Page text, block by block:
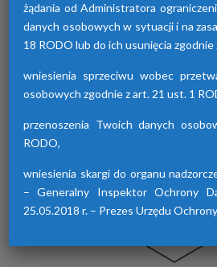
osuszacza ziębniczego i
wyróżniają się niskimi
możliwością wyboru trybu
żądania od Administratora
danych osobowych w sytuacji i na
18 RODO lub do ich usunięcia zgodnie
wniesienia sprzeciwu wobec
osobowych zgodnie z art. 21 ust. 1
przenoszenia Twoich danych
RODO,
wniesienia skargi do organu
– Generalny Inspektor Ochrony
25.05.2018 r. – Prezes Urzędu